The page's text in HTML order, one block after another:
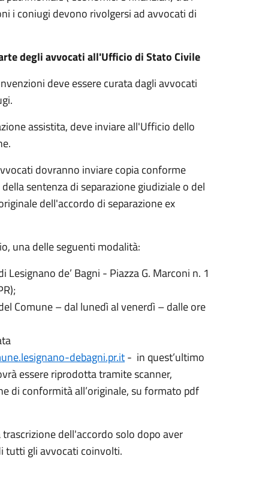
i coniugi devono rivolgersi ad avvocati di
degli avvocati all'Ufficio di Stato Civile
deve essere curata dagli avvocati
assistita, deve inviare all'Ufficio dello
dovranno inviare copia conforme
sentenza di separazione giudiziale o del
dell'accordo di separazione ex
una delle seguenti modalità:
de’ Bagni - Piazza G. Marconi n. 1
Comune – dal lunedì al venerdì – dalle ore
debagni.pr.it- in quest’ultimo
essere riprodotta tramite scanner,
di conformità all’originale, su formato pdf
dell'accordo solo dopo aver
tutti gli avvocati coinvolti.